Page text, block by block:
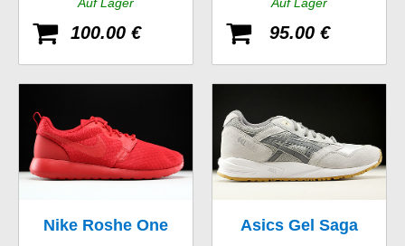
Auf Lager
100.00 €
Auf Lager
95.00 €
Nike Roshe One
Asics Gel Saga